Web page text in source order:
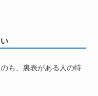
のも、裏表がある人の特